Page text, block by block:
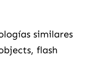
similares
flash